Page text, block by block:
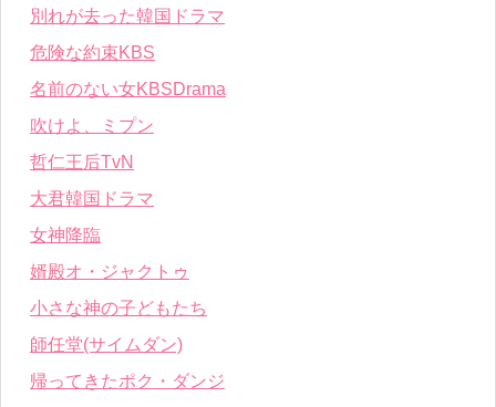
別れが去った韓国ドラマ
危険な約束KBS
名前のない女KBSDrama
吹けよ、ミプン
哲仁王后TvN
大君韓国ドラマ
女神降臨
婿殿オ・ジャクトゥ
小さな神の子どもたち
師任堂(サイムダン)
帰ってきたポク・ダンジ